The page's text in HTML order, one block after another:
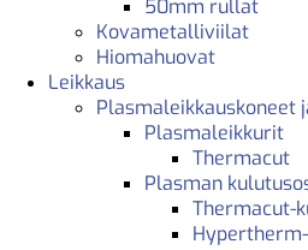
50mm rullat
Kovametalliviilat
Hiomahuovat
Leikkaus
Plasmaleikkauskoneet
Plasmaleikkurit
Thermacut
Plasman
Thermacut-